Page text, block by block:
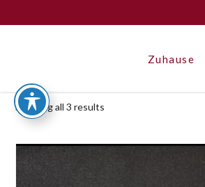
Zuhause
Showing all 3 results